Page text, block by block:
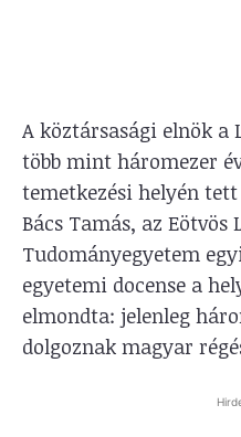
A köztársasági elnök
több mint háromezer
temetkezési helyén
Bács Tamás, az Eötvös
Tudományegyetem
egyetemi docense a
elmondta: jelenleg
dolgoznak magyar